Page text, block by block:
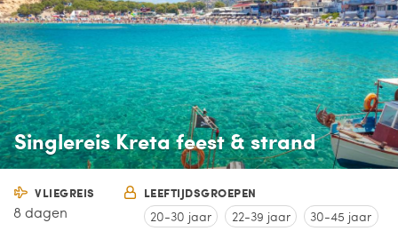
Singlereis Kreta feest & strand
VLIEGREIS
8 dagen
LEEFTIJDSGROEPEN
20-30 jaar 22-39 jaar 30-45 jaar